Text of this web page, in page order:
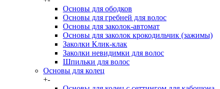
Основы для ободков
Основы для гребней для волос
Основы для заколок-автомат
Основы для заколок крокодильчик (зажимы)
Заколки Клик-клак
Заколки невидимки для волос
Шпильки для волос
Основы для колец
+-